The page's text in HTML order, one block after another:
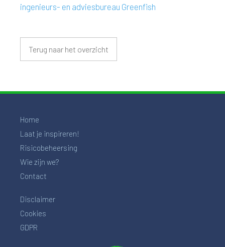
ingenieurs- en adviesbureau Greenfish
Terug naar het overzicht
Home
Laat je inspireren!
Risicobeheersing
Wie zijn we?
Contact
Disclaimer
Cookies
GDPR